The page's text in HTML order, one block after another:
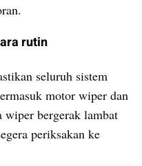
rutin
motor wiper dan
wiper bergerak lambat
periksakan ke